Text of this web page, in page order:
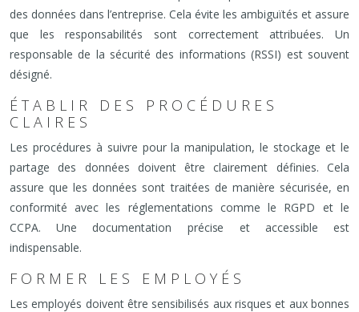
des données dans l’entreprise. Cela évite les ambiguïtés et assure
que les responsabilités sont correctement attribuées. Un
responsable de la sécurité des informations (RSSI) est souvent
désigné.
ÉTABLIR DES PROCÉDURES
CLAIRES
Les procédures à suivre pour la manipulation, le stockage et le
partage des données doivent être clairement définies. Cela
assure que les données sont traitées de manière sécurisée, en
conformité avec les réglementations comme le RGPD et le
CCPA. Une documentation précise et accessible est
indispensable.
FORMER LES EMPLOYÉS
Les employés doivent être sensibilisés aux risques et aux bonnes